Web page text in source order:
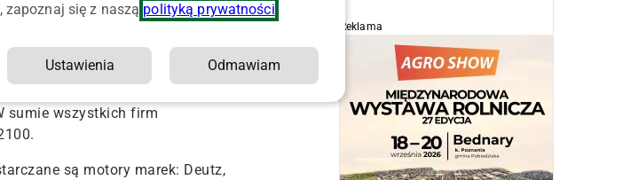
które pozwolą później
proces śrutowania ramy przed
również powstają tam od
sumie wszystkich firm
są motory marek: Deutz,
Reklama
zapoznaj się z naszą polityką prywatności
Ustawienia Odmawiam